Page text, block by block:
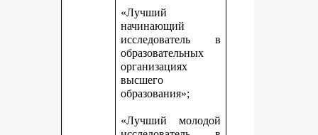
«Лучший
начинающий
исследователь в
образовательных
организациях
высшего
образования»;
«Лучший молодой